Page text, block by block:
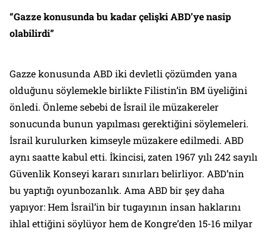
“Gazze konusunda bu kadar çelişki ABD’ye nasip
olabilirdi”
Gazze konusunda ABD iki devletli çözümden yana
olduğunu söylemekle birlikte Filistin’in BM üyeliğini
önledi. Önleme sebebi de İsrail ile müzakereler
sonucunda bunun yapılması gerektiğini söylemeleri.
İsrail kurulurken kimseyle müzakere edilmedi. ABD
aynı saatte kabul etti. İkincisi, zaten 1967 yılı 242 sayılı
Güvenlik Konseyi kararı sınırları belirliyor. ABD’nin
bu yaptığı oyunbozanlık. Ama ABD bir şey daha
yapıyor: Hem İsrail’in bir tugayının insan haklarını
ihlal ettiğini söylüyor hem de Kongre’den 15-16 milyar